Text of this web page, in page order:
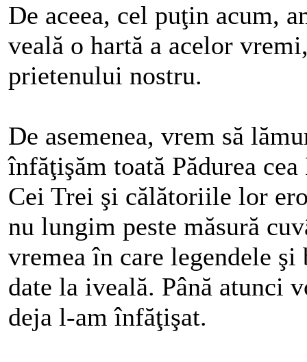
De aceea, cel pu­ţin a­cum,
veală o hartă a a­ce­lor
prietenului nos­tru.
De asemenea, vrem să
înfăţişăm toată Pădurea
Cei Trei şi călătoriile lor
nu lungim peste măsură
vremea în care legendele
date la iveală. Până a­tun­ci
deja l‑am înfăţişat.